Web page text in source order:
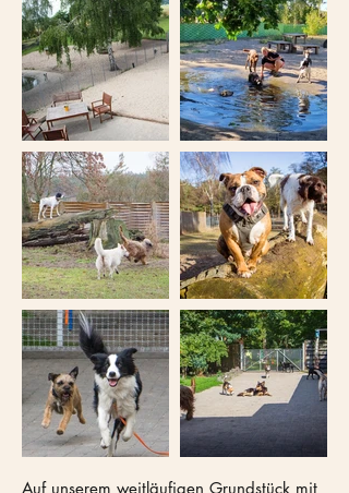
Auf unserem weitläufigen Grundstück mit